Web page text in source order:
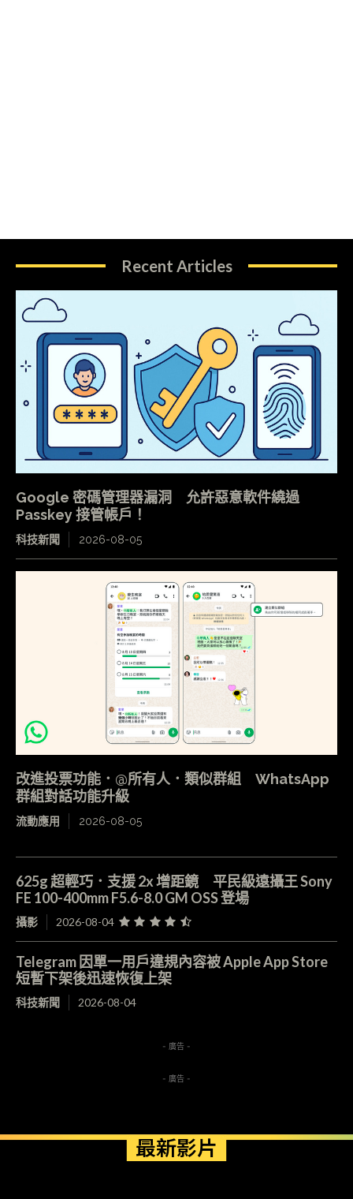
Recent Articles
Google 密碼管理器漏洞 允許惡意軟件繞過
Passkey 接管帳戶！
科技新聞 2026-08-05
改進投票功能．@所有人．類似群組 WhatsApp
群組對話功能升級
流動應用 2026-08-05
625g 超輕巧．支援 2x 增距鏡 平民級遠攝王 Sony
FE 100-400mm F5.6-8.0 GM OSS 登場
攝影 2026-08-04
Telegram 因單一用戶違規內容被 Apple App Store
短暫下架後迅速恢復上架
科技新聞 2026-08-04
- 廣告 -
- 廣告 -
最新影片